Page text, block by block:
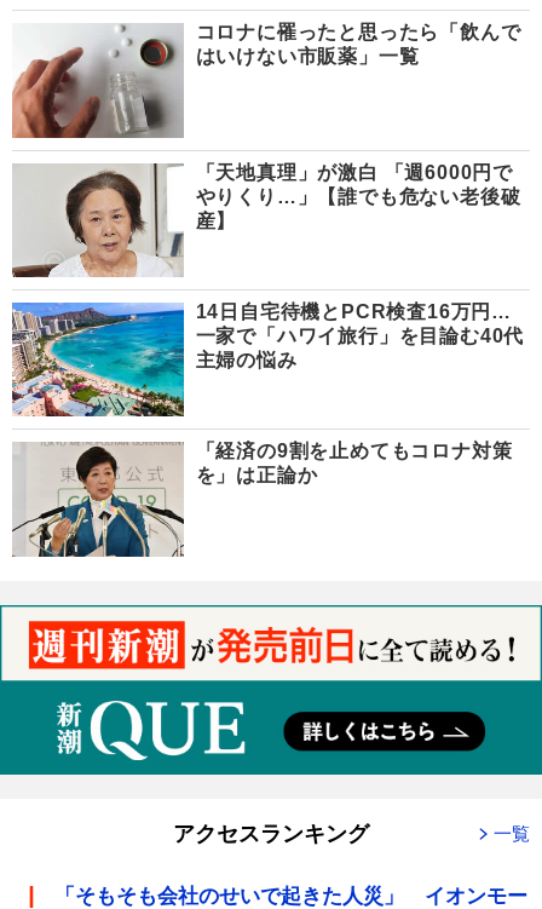
コロナに罹ったと思ったら「飲んで
はいけない市販薬」一覧
「天地真理」が激白 「週6000円で
やりくり…」【誰でも危ない老後破
産】
14日自宅待機とPCR検査16万円…
一家で「ハワイ旅行」を目論む40代
主婦の悩み
「経済の9割を止めてもコロナ対策
を」は正論か
アクセスランキング 一覧
「そもそも会社のせいで起きた人災」 イオンモー